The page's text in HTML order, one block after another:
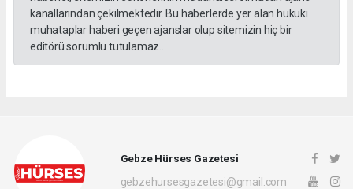
kanallarından çekilmektedir. Bu haberlerde yer alan hukuki
muhataplar haberi geçen ajanslar olup sitemizin hiç bir
editörü sorumlu tutulamaz...
Gebze Hürses Gazetesi
gebzehursesgazetesi@gmail.com